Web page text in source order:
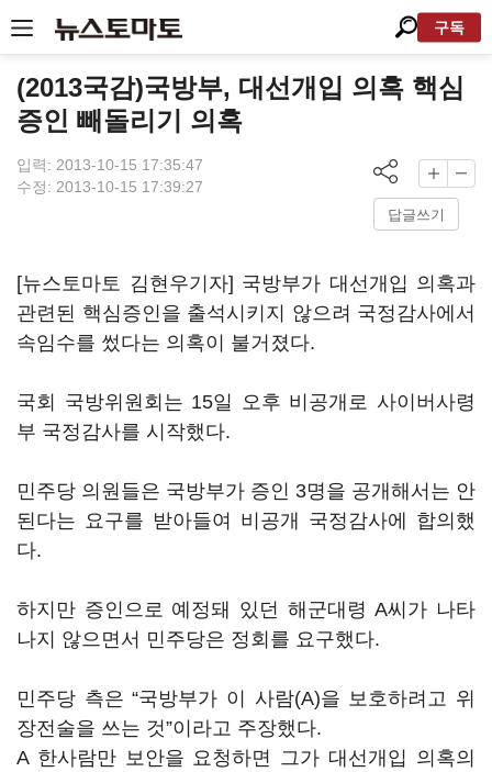
구독
(2013국감)국방부, 대선개입 의혹 핵심
증인 빼돌리기 의혹
입력: 2013-10-15 17:35:47
수정: 2013-10-15 17:39:27
답글쓰기
[뉴스토마토 김현우기자] 국방부가 대선개입 의혹과
관련된 핵심증인을 출석시키지 않으려 국정감사에서
속임수를 썼다는 의혹이 불거졌다.
국회 국방위원회는 15일 오후 비공개로 사이버사령
부 국정감사를 시작했다.
민주당 의원들은 국방부가 증인 3명을 공개해서는 안
된다는 요구를 받아들여 비공개 국정감사에 합의했
다.
하지만 증인으로 예정돼 있던 해군대령 A씨가 나타
나지 않으면서 민주당은 정회를 요구했다.
민주당 측은 “국방부가 이 사람(A)을 보호하려고 위
장전술을 쓰는 것”이라고 주장했다.
A 한사람만 보안을 요청하면 그가 대선개입 의혹의